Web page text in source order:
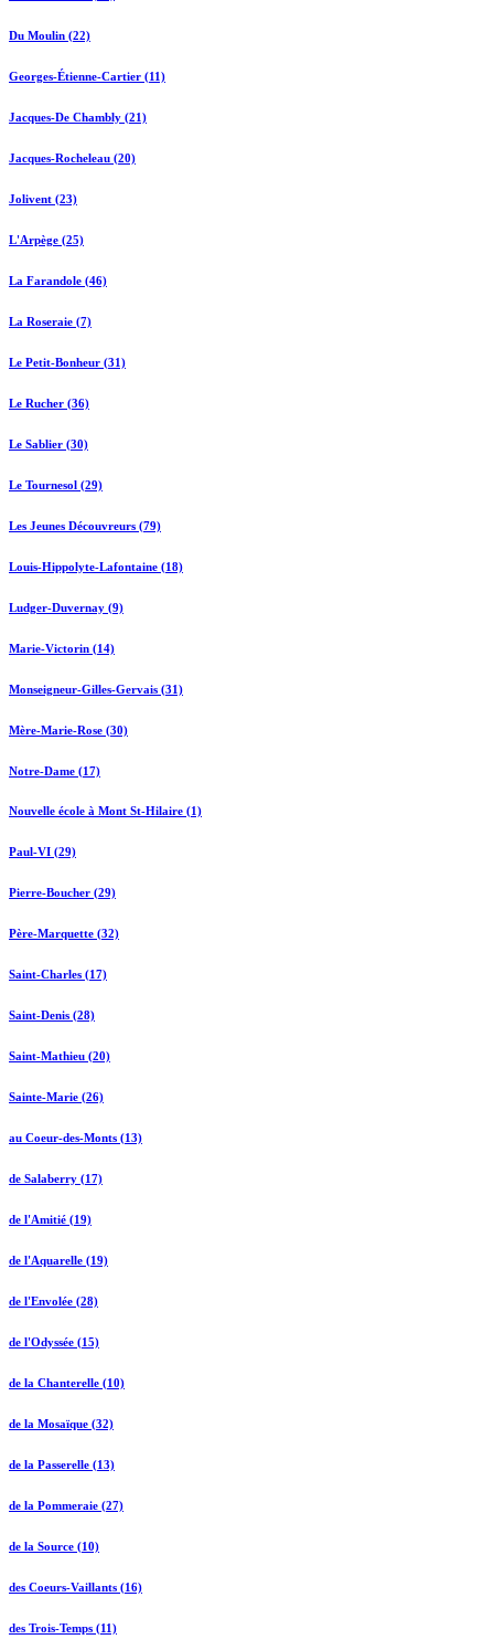
Du Moulin (22)
Georges-Étienne-Cartier (11)
Jacques-De Chambly (21)
Jacques-Rocheleau (20)
Jolivent (23)
L'Arpège (25)
La Farandole (46)
La Roseraie (7)
Le Petit-Bonheur (31)
Le Rucher (36)
Le Sablier (30)
Le Tournesol (29)
Les Jeunes Découvreurs (79)
Louis-Hippolyte-Lafontaine (18)
Ludger-Duvernay (9)
Marie-Victorin (14)
Monseigneur-Gilles-Gervais (31)
Mère-Marie-Rose (30)
Notre-Dame (17)
Nouvelle école à Mont St-Hilaire (1)
Paul-VI (29)
Pierre-Boucher (29)
Père-Marquette (32)
Saint-Charles (17)
Saint-Denis (28)
Saint-Mathieu (20)
Sainte-Marie (26)
au Coeur-des-Monts (13)
de Salaberry (17)
de l'Amitié (19)
de l'Aquarelle (19)
de l'Envolée (28)
de l'Odyssée (15)
de la Chanterelle (10)
de la Mosaïque (32)
de la Passerelle (13)
de la Pommeraie (27)
de la Source (10)
des Coeurs-Vaillants (16)
des Trois-Temps (11)